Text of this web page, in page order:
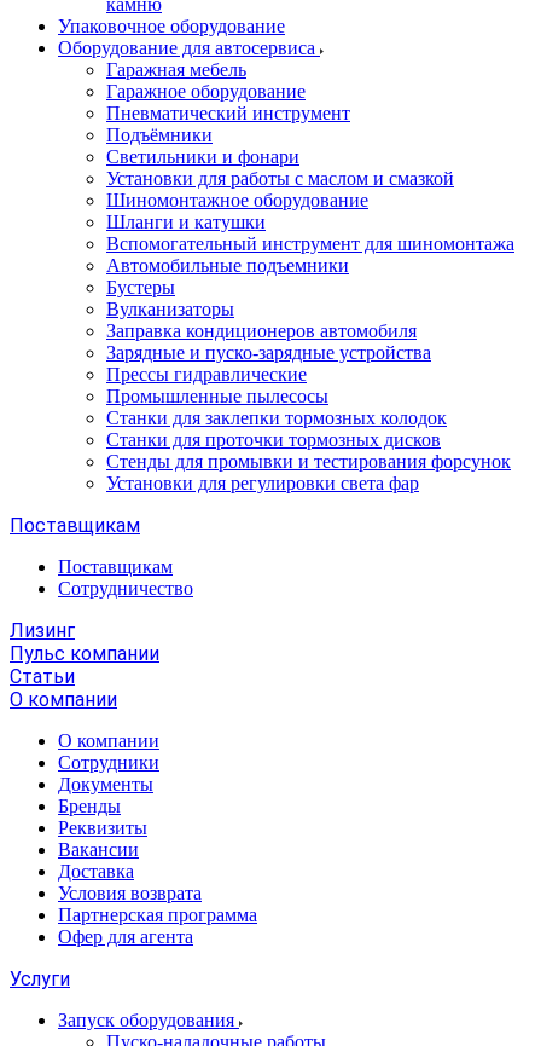
камню
Упаковочное оборудование
Оборудование для автосервиса
Гаражная мебель
Гаражное оборудование
Пневматический инструмент
Подъёмники
Светильники и фонари
Установки для работы с маслом и смазкой
Шиномонтажное оборудование
Шланги и катушки
Вспомогательный инструмент для шиномонтажа
Автомобильные подъемники
Бустеры
Вулканизаторы
Заправка кондиционеров автомобиля
Зарядные и пуско-зарядные устройства
Прессы гидравлические
Промышленные пылесосы
Станки для заклепки тормозных колодок
Станки для проточки тормозных дисков
Стенды для промывки и тестирования форсунок
Установки для регулировки света фар
Поставщикам
Поставщикам
Сотрудничество
Лизинг
Пульс компании
Статьи
О компании
О компании
Сотрудники
Документы
Бренды
Реквизиты
Вакансии
Доставка
Условия возврата
Партнерская программа
Офер для агента
Услуги
Запуск оборудования
Пуско-наладочные работы